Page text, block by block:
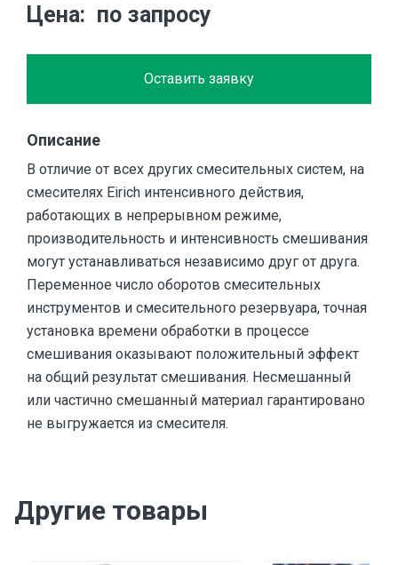
Цена по запросу
Оставить заявку
Описание
В отличие от всех других смесительных систем, на
смесителях Eirich интенсивного действия,
работающих в непрерывном режиме,
производительность и интенсивность смешивания
могут устанавливаться независимо друг от друга.
Переменное число оборотов смесительных
инструментов и смесительного резервуара, точная
установка времени обработки в процессе
смешивания оказывают положительный эффект
на общий результат смешивания. Несмешанный
или частично смешанный материал гарантировано
не выгружается из смесителя.
Другие товары